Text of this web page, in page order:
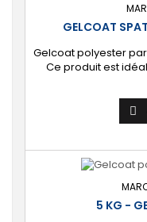
GELCOAT
Gelcoat polyester
Ce produit est
gelcoat. Coloris :
colorante). 🔝
extérieure lisse,
durablement la

5 KG -